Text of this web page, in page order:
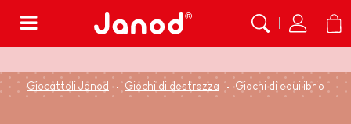
Giocattoli Janod Giochi di destrezza Giochi di equilibrio